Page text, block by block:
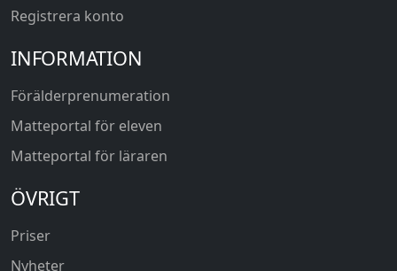
Registrera konto
INFORMATION
Förälderprenumeration
Matteportal för eleven
Matteportal för läraren
ÖVRIGT
Priser
Nyheter